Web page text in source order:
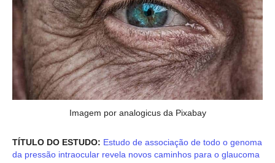
Imagem por analogicus da Pixabay
TÍTULO DO ESTUDO: Estudo de associação de todo o genoma
da pressão intraocular revela novos caminhos para o glaucoma